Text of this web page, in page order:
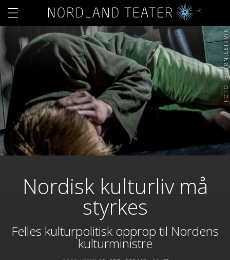
FOTO: BJØRN LEIRVIK
Nordisk kulturliv må
styrkes
Felles kulturpolitisk opprop til Nordens
kulturministre